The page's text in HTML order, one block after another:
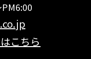
こちら